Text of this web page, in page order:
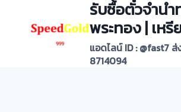
content
รับซื้อตั๋วจำนำ
พระทอง | เห
แอดไลน์ ID : @fast7
8714094